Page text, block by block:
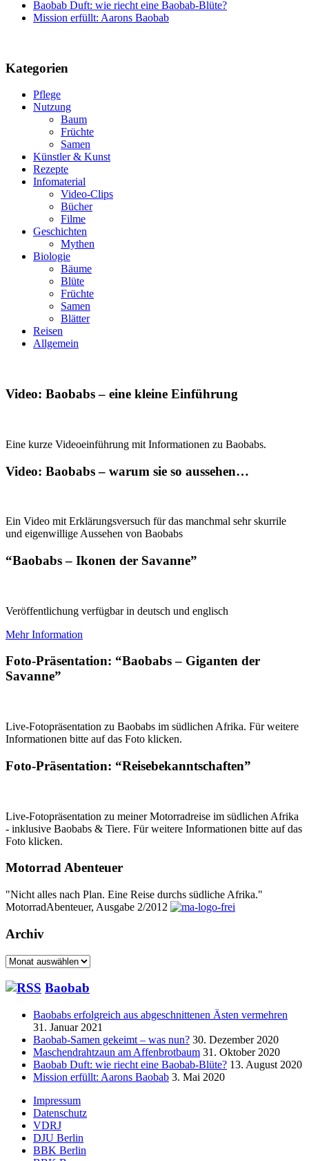
Baobab Duft: wie riecht eine Baobab-Blüte?
Mission erfüllt: Aarons Baobab
Kategorien
Pflege
Nutzung
Baum
Früchte
Samen
Künstler & Kunst
Rezepte
Infomaterial
Video-Clips
Bücher
Filme
Geschichten
Mythen
Biologie
Bäume
Blüte
Früchte
Samen
Blätter
Reisen
Allgemein
Video: Baobabs – eine kleine Einführung
Eine kurze Videoeinführung mit Informationen zu Baobabs.
Video: Baobabs – warum sie so aussehen…
Ein Video mit Erklärungsversuch für das manchmal sehr skurrile
und eigenwillige Aussehen von Baobabs
“Baobabs – Ikonen der Savanne”
Veröffentlichung verfügbar in deutsch und englisch
Mehr Information
Foto-Präsentation: “Baobabs – Giganten der
Savanne”
Live-Fotopräsentation zu Baobabs im südlichen Afrika. Für weitere
Informationen bitte auf das Foto klicken.
Foto-Präsentation: “Reisebekanntschaften”
Live-Fotopräsentation zu meiner Motorradreise im südlichen Afrika
- inklusive Baobabs & Tiere. Für weitere Informationen bitte auf das
Foto klicken.
Motorrad Abenteuer
"Nicht alles nach Plan. Eine Reise durchs südliche Afrika."
MotorradAbenteuer, Ausgabe 2/2012
Archiv
Archiv
Baobab
Baobabs erfolgreich aus abgeschnittenen Ästen vermehren
31. Januar 2021
Baobab-Samen gekeimt – was nun? 30. Dezember 2020
Maschendrahtzaun am Affenbrotbaum 31. Oktober 2020
Baobab Duft: wie riecht eine Baobab-Blüte? 13. August 2020
Mission erfüllt: Aarons Baobab 3. Mai 2020
Seitenfuß-
Menü
Impressum
Datenschutz
VDRJ
DJU Berlin
BBK Berlin